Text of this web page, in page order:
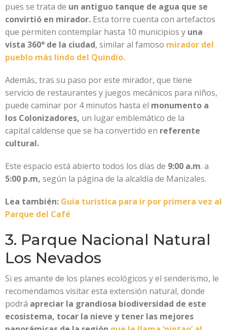
pues se trata de un antiguo tanque de agua que se
convirtió en mirador. Esta torre cuenta con artefactos
que permiten contemplar hasta 10 municipios y una
vista 360° de la ciudad, similar al famoso mirador del
pueblo más lindo del Quindío.
Además, tras su paso por este mirador, que tiene
servicio de restaurantes y juegos mecánicos para niños,
puede caminar por 4 minutos hasta el monumento a
los Colonizadores, un lugar emblemático de la
capital caldense que se ha convertido en referente
cultural.
Este espacio está abierto todos los días de 9:00 a.m. a
5:00 p.m, según la página de la alcaldía de Manizales.
Lea también: Guía turística para ir por primera vez al
Parque del Café
3. Parque Nacional Natural
Los Nevados
Si es amante de los planes ecológicos y el senderismo, le
recomendamos visitar esta extensión natural, donde
podrá apreciar la grandiosa biodiversidad de este
ecosistema, tocar la nieve y tener las mejores